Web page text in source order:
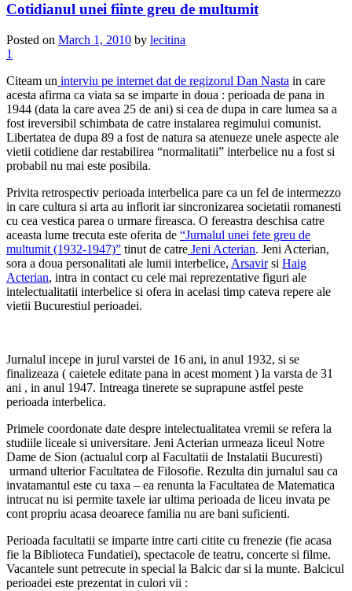
Cotidianul unei fiinte greu de multumit
Posted on March 1, 2010 by lecitina
1
Citeam un interviu pe internet dat de regizorul Dan Nasta in care
acesta afirma ca viata sa se imparte in doua : perioada de pana in
1944 (data la care avea 25 de ani) si cea de dupa in care lumea sa a
fost ireversibil schimbata de catre instalarea regimului comunist.
Libertatea de dupa 89 a fost de natura sa atenueze unele aspecte ale
vietii cotidiene dar restabilirea “normalitatii” interbelice nu a fost si
probabil nu mai este posibila.
Privita retrospectiv perioada interbelica pare ca un fel de intermezzo
in care cultura si arta au inflorit iar sincronizarea societatii romanesti
cu cea vestica parea o urmare fireasca. O fereastra deschisa catre
aceasta lume trecuta este oferita de “Jurnalul unei fete greu de
multumit (1932-1947)” tinut de catre Jeni Acterian. Jeni Acterian,
sora a doua personalitati ale lumii interbelice, Arsavirsi Haig
Acterian, intra in contact cu cele mai reprezentative figuri ale
intelectualitatii interbelice si ofera in acelasi timp cateva repere ale
vietii Bucurestiul perioadei.
Jurnalul incepe in jurul varstei de 16 ani, in anul 1932, si se
finalizeaza ( caietele editate pana in acest moment ) la varsta de 31
ani , in anul 1947. Intreaga tinerete se suprapune astfel peste
perioada interbelica.
Primele coordonate date despre intelectualitatea vremii se refera la
studiile liceale si universitare. Jeni Acterian urmeaza liceul Notre
Dame de Sion (actualul corp al Facultatii de Instalatii Bucuresti)
urmand ulterior Facultatea de Filosofie. Rezulta din jurnalul sau ca
invatamantul este cu taxa – ea renunta la Facultatea de Matematica
intrucat nu isi permite taxele iar ultima perioada de liceu invata pe
cont propriu acasa deoarece familia nu are bani suficienti.
Perioada facultatii se imparte intre carti citite cu frenezie (fie acasa
fie la Biblioteca Fundatiei), spectacole de teatru, concerte si filme.
Vacantele sunt petrecute in special la Balcic dar si la munte. Balcicul
perioadei este prezentat in culori vii :